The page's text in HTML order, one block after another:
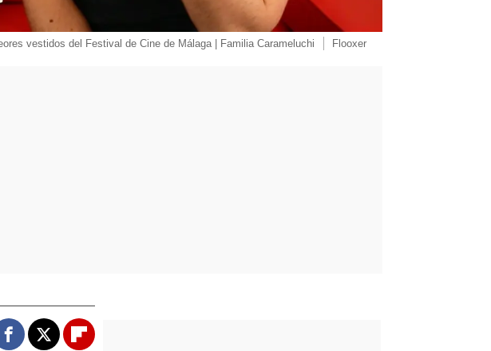
vestidos del Festival de Cine de Málaga | Familia Carameluchi Flooxer
Facebook
X Flipboard